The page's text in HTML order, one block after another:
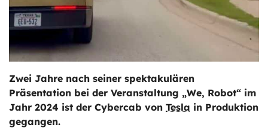
Zwei Jahre nach seiner spektakulären
Präsentation bei der Veranstaltung „We, Robot“ im
Jahr 2024 ist der Cybercab von Tesla in Produktion
gegangen.